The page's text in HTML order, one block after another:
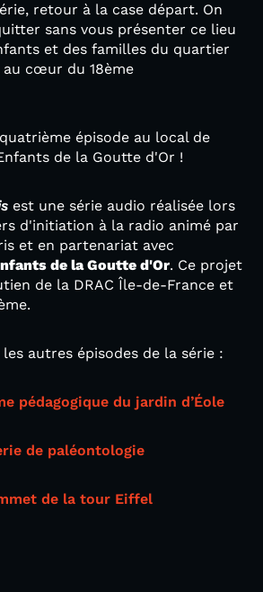
retour à la case départ. On
sans vous présenter ce lieu
et des familles du quartier
cœur du 18ème
épisode au local de
de la Goutte d'Or !
est une série audio réalisée lors
d'initiation à la radio animé par
et en partenariat avec
de la Goutte d'Or. Ce projet
de la DRAC Île-de-France et
autres épisodes de la série :
pédagogique du jardin d’Éole
de paléontologie
de la tour Eiffel